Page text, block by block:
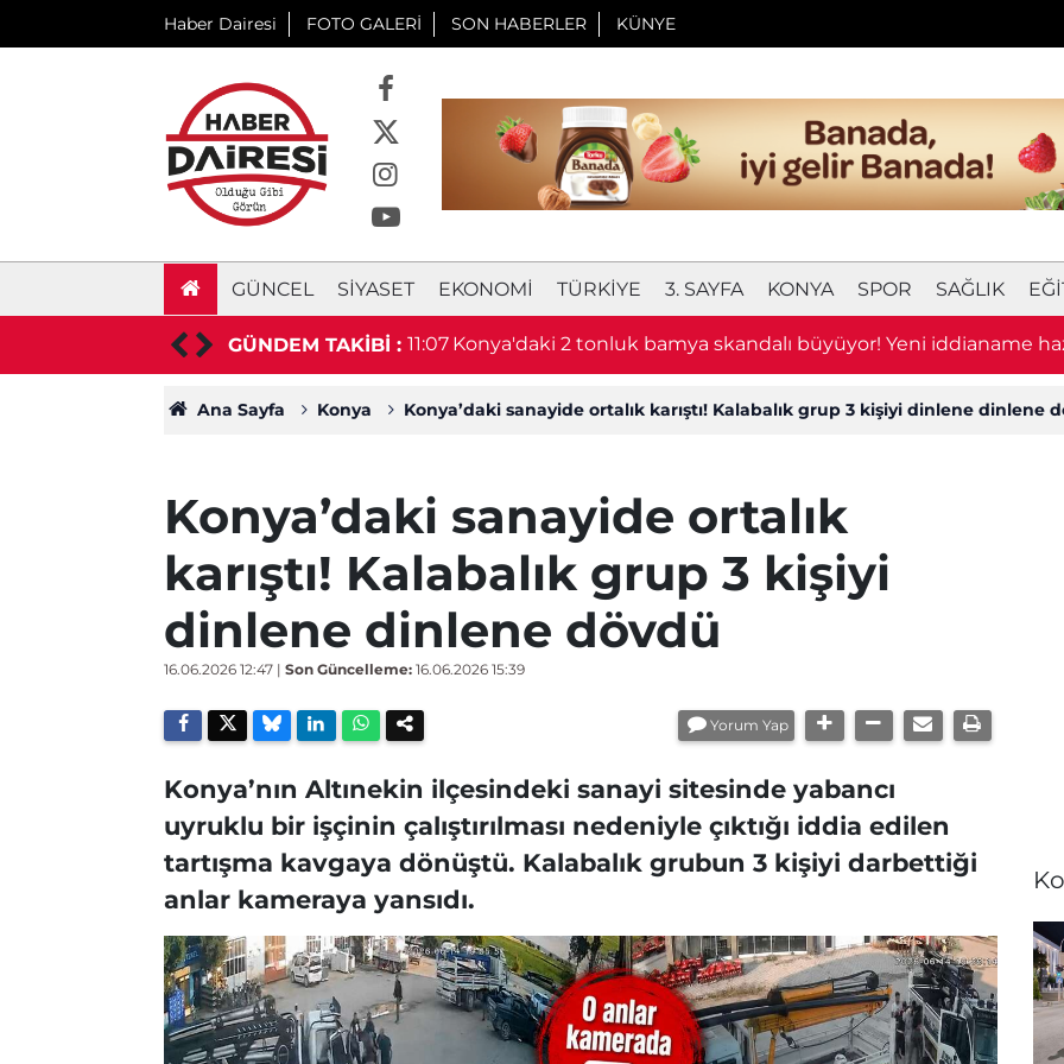
Haber Dairesi FOTO GALERİ SON HABERLER KÜNYE
GÜNCEL SIYASET EKONOMI TÜRKIYE 3. SAYFA KONYA SPOR SAĞLIK
GÜNDEM TAKİBİ :
saldırmaya çalıştı 11:07 Konya'daki 2 tonluk bamya skandalı büyüyor! Yeni iddianame
Ana Sayfa Konya Konya’daki sanayide ortalık karıştı! Kalabalık grup 3 kişiyi dinlene dinlene
Konya’daki sanayide ortalık
karıştı! Kalabalık grup 3 kişiyi
dinlene dinlene dövdü
16.06.2026 12:47 | Son Güncelleme: 16.06.2026 15:39
Yorum Yap
Konya’nın Altınekin ilçesindeki sanayi sitesinde yabancı
uyruklu bir işçinin çalıştırılması nedeniyle çıktığı iddia edilen
tartışma kavgaya dönüştü. Kalabalık grubun 3 kişiyi darbettiği
anlar kameraya yansıdı.